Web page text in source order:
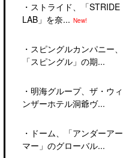
・ ストライド、「STRIDE
LAB」を奈... New!
・ スピングルカンパニー、
「スピングル」の期...
・ 明海グループ、ザ・ウィ
ンザーホテル洞爺ヴ...
・ ドーム、「アンダーアー
マー」のグローバル...